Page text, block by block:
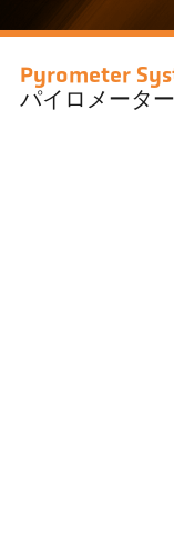
Pyrometer
パイロメータ